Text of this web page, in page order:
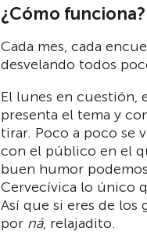
¿Cómo funciona?
Cada mes, cada
desvelando todos
El lunes en cuestión,
presenta el tema y
tirar. Poco a poco se
con el público en el
buen humor
Cervecívica lo único
Así que si eres de los
por ná, relajadito.